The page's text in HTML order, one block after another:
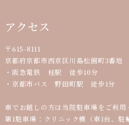
アクセス
〒615-8111
京都府京都市西京区川島松園町3番地
・阪急電鉄 桂駅 徒歩10分
・京都市バス 野田町駅 徒歩1分
車でお越しの方は当院駐車場をご利用
第1駐車場：クリニック横（車1台、駐